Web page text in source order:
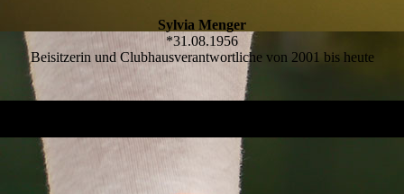
Sylvia Menger
*31.08.1956
Beisitzerin und Clubhausverantwortliche von 2001 bis heute